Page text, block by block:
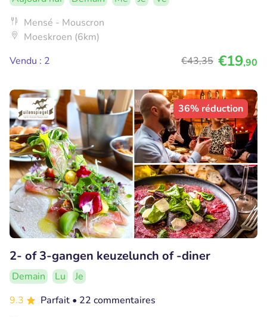
Mensé - Mouscron
Moeskroen (6km)
Vendu : 2
€43,35 €19,90
36% réduction
2- of 3-gangen keuzelunch of -diner
Demain Lu
Je
9.3
Parfait • 22 commentaires